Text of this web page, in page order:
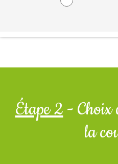
Étape 2- Choix
la